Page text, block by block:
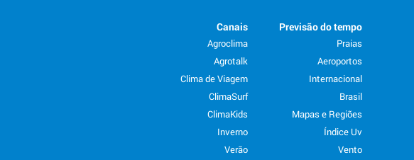
Previsão do tempo
Praias
Aeroportos
Internacional
Brasil
Mapas e Regiões
Índice Uv
Vento
Canais
Agroclima
Agrotalk
Clima de Viagem
ClimaSurf
ClimaKids
Inverno
Verão